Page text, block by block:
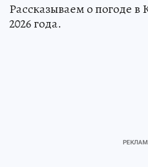
Рассказываем о погоде в
2026 года.